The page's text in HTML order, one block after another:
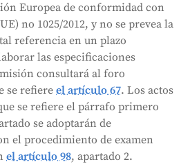
Europea de conformidad con
no 1025/2012, y no se prevea la
referencia en un plazo
las especificaciones
consultará al foro
se refiereel artículo 67. Los actos
se refiere el párrafo primero
se adoptarán de
el procedimiento de examen
el artículo 98, apartado 2.